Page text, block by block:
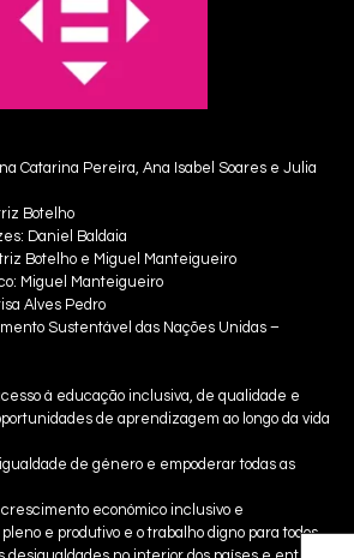
Catarina Pereira, Ana Isabel Soares e Julia
Botelho
Daniel Baldaia
Botelho e Miguel Manteigueiro
Miguel Manteigueiro
Alves Pedro
Sustentável das Nações Unidas –
à educação inclusiva, de qualidade e
de aprendizagem ao longo da vida
de género e empoderar todas as
económico inclusivo e
e produtivo e o trabalho digno para todos